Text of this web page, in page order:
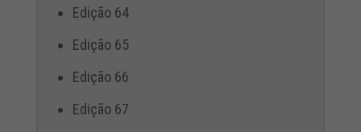
Edição 64
Edição 65
Edição 66
Edição 67